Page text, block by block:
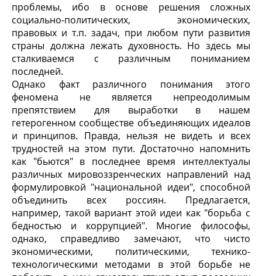
проблемы, ибо в основе решения сложных
социально-политических, экономических,
правовых и т.п. задач, при любом пути развития
страны должна лежать духовность. Но здесь мы
сталкиваемся с различным пониманием
последней.
Однако факт различного понимания этого
феномена не является непреодолимым
препятствием для выработки в нашем
гетерогенном сообществе объединяющих идеалов
и принципов. Правда, нельзя не видеть и всех
трудностей на этом пути. Достаточно напомнить
как "бьются" в последнее время интеллектуалы
различных мировоззренческих направлений над
формулировкой "национальной идеи", способной
объединить всех россиян. Предлагается,
например, такой вариант этой идеи как "борьба с
бедностью и коррупцией". Многие философы,
однако, справедливо замечают, что чисто
экономическими, политическими, технико-
технологическими методами в этой борьбе не